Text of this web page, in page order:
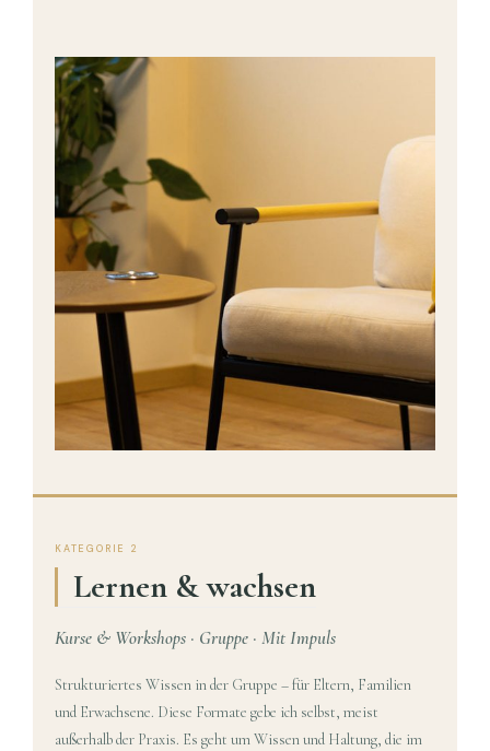
KATEGORIE 2
Lernen & wachsen
Kurse & Workshops · Gruppe · Mit Impuls
Strukturiertes Wissen in der Gruppe – für Eltern, Familien
und Erwachsene. Diese Formate gebe ich selbst, meist
außerhalb der Praxis. Es geht um Wissen und Haltung, die im